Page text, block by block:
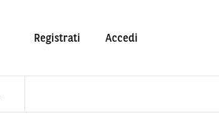
Registrati Accedi